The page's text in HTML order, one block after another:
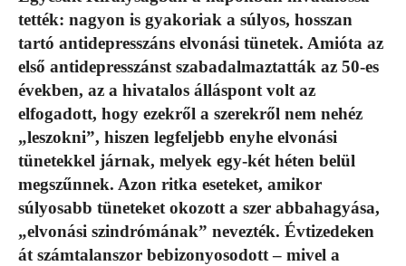
tették: nagyon is gyakoriak a súlyos, hosszan
tartó antidepresszáns elvonási tünetek. Amióta az
első antidepresszánst szabadalmaztatták az 50-es
években, az a hivatalos álláspont volt az
elfogadott, hogy ezekről a szerekről nem nehéz
„leszokni”, hiszen legfeljebb enyhe elvonási
tünetekkel járnak, melyek egy-két héten belül
megszűnnek. Azon ritka eseteket, amikor
súlyosabb tüneteket okozott a szer abbahagyása,
„elvonási szindrómának” nevezték. Évtizedeken
át számtalanszor bebizonyosodott – mivel a